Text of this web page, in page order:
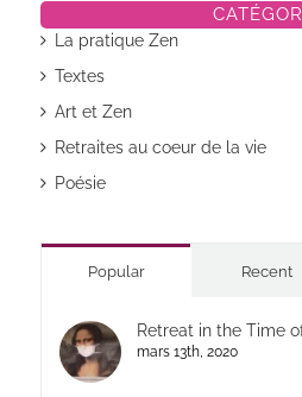
La pratique Zen
Textes
Art et Zen
Retraites au coeur de la vie
Poésie
Popular Recent
Retreat in the Time
mars 13th, 2020